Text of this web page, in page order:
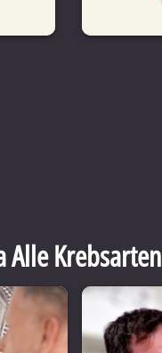
Alle Krebsarten